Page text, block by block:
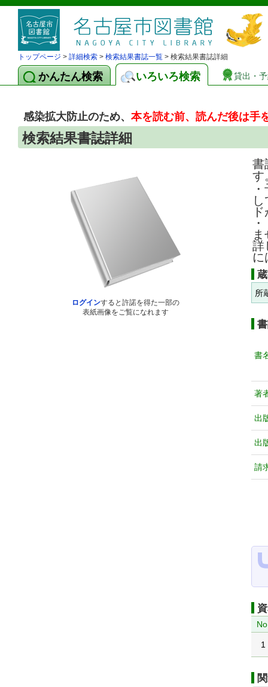
トップページ > 詳細検索 > 検索結果書誌一覧 > 検索結果書誌詳細
かんたん検索 いろいろ検索 貸出・
感染拡大防止のため、本を読む前、読んだ後は手
検索結果書誌詳細
ログインすると許諾を得た一部の
表紙画像をご覧になれます
書
す
詳
に
所
書
著
出
出
請
1